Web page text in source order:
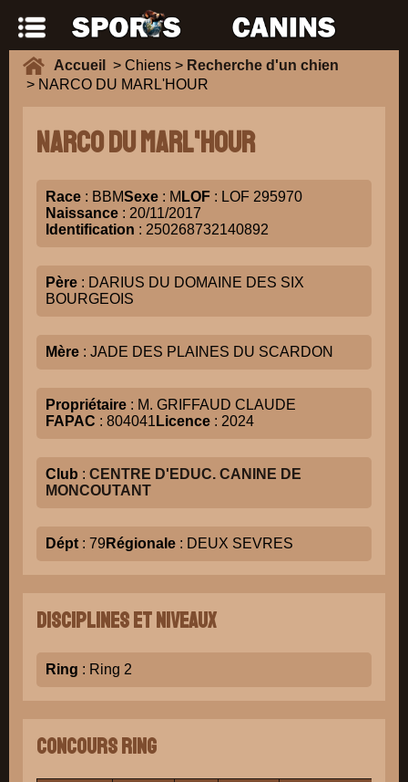
Accueil > Chiens > Recherche d'un chien
> NARCO DU MARL'HOUR
NARCO DU MARL'HOUR
Race : BBMSexe : M LOF : LOF 295970
Naissance : 20/11/2017
Identification : 250268732140892
Père : DARIUS DU DOMAINE DES SIX
BOURGEOIS
Mère : JADE DES PLAINES DU SCARDON
Propriétaire : M. GRIFFAUD CLAUDE
FAPAC : 804041 Licence : 2024
Club : CENTRE D'EDUC. CANINE DE
MONCOUTANT
Dépt : 79Régionale : DEUX SEVRES
Disciplines et niveaux
Ring : Ring 2
Concours Ring